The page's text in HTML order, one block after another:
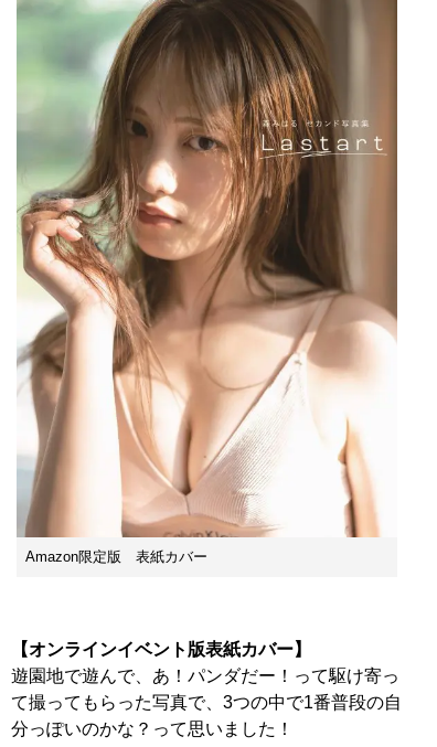
Amazon限定版 表紙カバー
【オンラインイベント版表紙カバー】
遊園地で遊んで、あ！パンダだー！って駆け寄っ
て撮ってもらった写真で、3つの中で1番普段の自
分っぽいのかな？って思いました！